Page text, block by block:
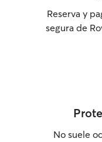
Reserva y
segura de
No suele